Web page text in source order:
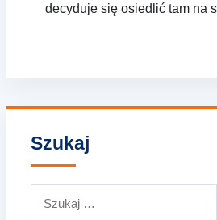
decyduje się osiedlić tam na
Szukaj